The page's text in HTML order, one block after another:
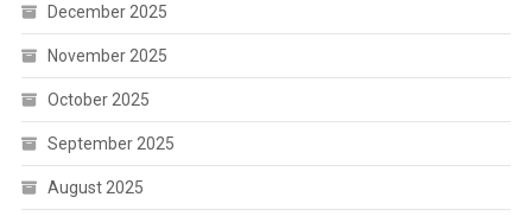
December 2025
November 2025
October 2025
September 2025
August 2025